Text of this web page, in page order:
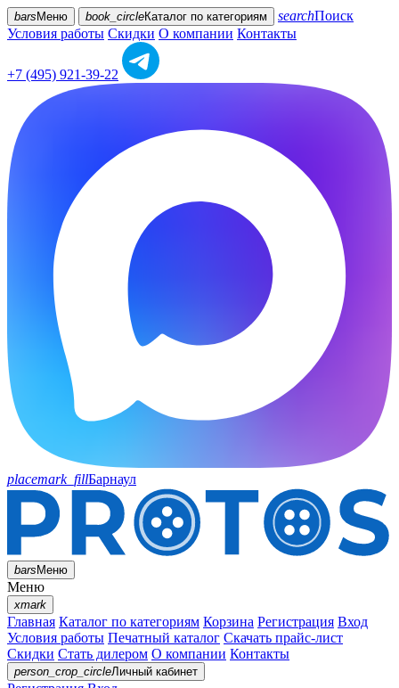
bars Меню book_circleКаталог по категориям searchПоиск
Условия работы Скидки О компании Контакты
+7 (495) 921-39-22
placemark_fillБарнаул
barsМеню
Меню
xmark
Главная Каталог по категориям Корзина Регистрация Вход
Условия работы Печатный каталог Скачать прайс-лист
Скидки Стать дилером О компании Контакты
person_crop_circleЛичный кабинет